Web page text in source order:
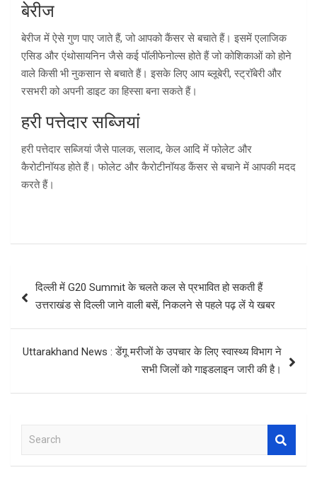
बेरीज
बेरीज में ऐसे गुण पाए जाते हैं, जो आपको कैंसर से बचाते हैं। इसमें एलाजिक
एसिड और एंथोसायनिन जैसे कई पॉलीफेनोल्स होते हैं जो कोशिकाओं को होने
वाले किसी भी नुकसान से बचाते हैं। इसके लिए आप ब्लूबेरी, स्ट्रॉबेरी और
रसभरी को अपनी डाइट का हिस्सा बना सकते हैं।
हरी पत्तेदार सब्जियां
हरी पत्तेदार सब्जियां जैसे पालक, सलाद, केल आदि में फोलेट और
कैरोटीनॉयड होते हैं। फोलेट और कैरोटीनॉयड कैंसर से बचाने में आपकी मदद
करते हैं।
navigation
दिल्ली में G20 Summit के चलते कल से प्रभावित हो सकती हैं
उत्तराखंड से दिल्ली जाने वाली बसें, निकलने से पहले पढ़ लें ये खबर
Uttarakhand News : डेंगू मरीजों के उपचार के लिए स्वास्थ्य विभाग ने
सभी जिलों को गाइडलाइन जारी की है।
a